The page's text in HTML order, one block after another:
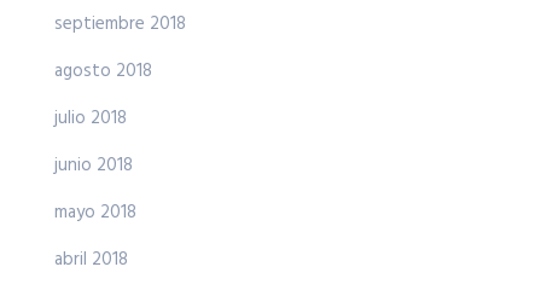
septiembre 2018
agosto 2018
julio 2018
junio 2018
mayo 2018
abril 2018